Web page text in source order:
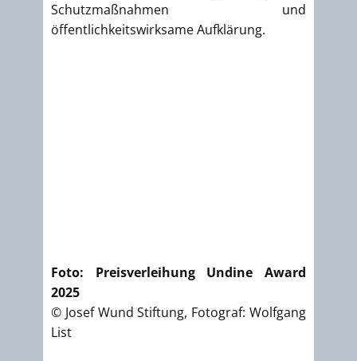
Schutzmaßnahmen und
öffentlichkeitswirksame Aufklärung.
Foto: Preisverleihung Undine Award
2025
© Josef Wund Stiftung, Fotograf: Wolfgang
List